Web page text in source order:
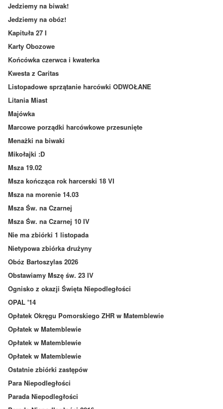
Jedziemy na biwak!
Jedziemy na obóz!
Kapituła 27 I
Karty Obozowe
Końcówka czerwca i kwaterka
Kwesta z Caritas
Listopadowe sprzątanie harcówki ODWOŁANE
Litania Miast
Majówka
Marcowe porządki harcówkowe przesunięte
Menażki na biwaki
Mikołajki :D
Msza 19.02
Msza kończąca rok harcerski 18 VI
Msza na morenie 14.03
Msza Św. na Czarnej
Msza Św. na Czarnej 10 IV
Nie ma zbiórki 1 listopada
Nietypowa zbiórka drużyny
Obóz Bartoszylas 2026
Obstawiamy Mszę św. 23 IV
Ognisko z okazji Święta Niepodległości
OPAL '14
Opłatek Okręgu Pomorskiego ZHR w Matemblewie
Opłatek w Matemblewie
Opłatek w Matemblewie
Opłatek w Matemblewie
Ostatnie zbiórki zastępów
Para Niepodległości
Parada Niepodległości